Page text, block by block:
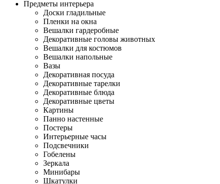
Предметы интерьера
Доски гладильные
Пленки на окна
Вешалки гардеробные
Декоративные головы животных
Вешалки для костюмов
Вешалки напольные
Вазы
Декоративная посуда
Декоративные тарелки
Декоративные блюда
Декоративные цветы
Картины
Панно настенные
Постеры
Интерьерные часы
Подсвечники
Гобелены
Зеркала
Минибары
Шкатулки